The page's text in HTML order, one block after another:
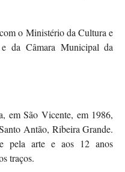
o Ministério da Cultura e
da Câmara Municipal da
em São Vicente, em 1986,
Antão, Ribeira Grande.
pela arte e aos 12 anos
traços.